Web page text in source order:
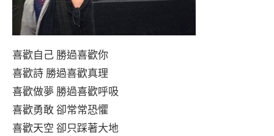
喜歡自己 勝過喜歡你
喜歡詩 勝過喜歡真理
喜歡做夢 勝過喜歡呼吸
喜歡勇敢 卻常常恐懼
喜歡天空 卻只踩著大地